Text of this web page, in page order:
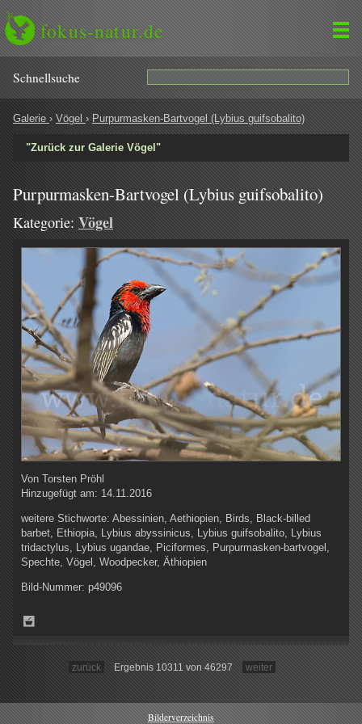
fokus-natur.de
Schnell­suche
Galerie › Vögel › Purpurmasken-Bartvogel (Lybius guifsobalito)
"Zurück zur Galerie Vögel"
Purpurmasken-Bartvogel (Lybius guifsobalito)
Kategorie: Vögel
Von Torsten Pröhl
Hinzugefügt am: 14.11.2016
weitere Stichworte: Abessinien, Aethiopien, Birds, Black-billed
barbet, Ethiopia, Lybius abyssinicus, Lybius guifsobalito, Lybius
tridactylus, Lybius ugandae, Piciformes, Purpurmasken-bartvogel,
Spechte, Vögel, Woodpecker, Äthiopien
Bild-Nummer: p49096
zurück Ergebnis 10311 von 46297 weiter
Bilderverzeichnis